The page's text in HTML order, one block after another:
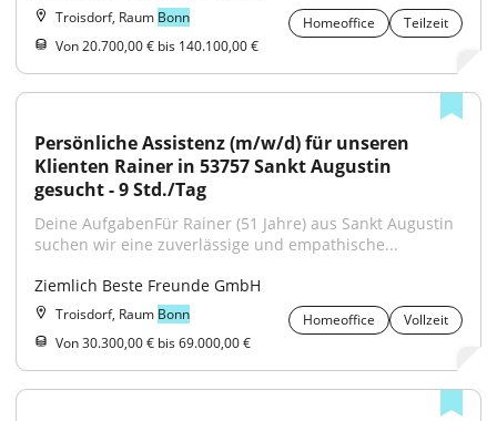
Troisdorf, Raum Bonn Homeoffice
Teilzeit
Von 20.700,00 € bis 140.100,00 €
Persönliche Assistenz (m/w/d) für unseren
Klienten Rainer in 53757 Sankt Augustin
gesucht - 9 Std./Tag
Deine AufgabenFür Rainer (51 Jahre) aus Sankt Augustin
suchen wir eine zuverlässige und empathische...
Ziemlich Beste Freunde GmbH
Troisdorf, Raum Bonn Homeoffice
Vollzeit
Von 30.300,00 € bis 69.000,00 €